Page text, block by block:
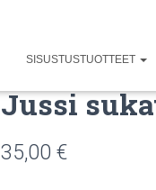
SISUSTUSTUOTTEET
Jussi
35,00 €